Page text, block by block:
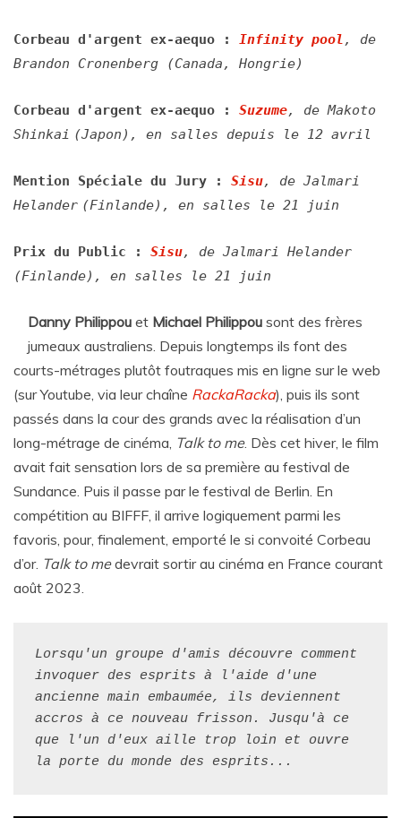
Corbeau d'argent ex-aequo : Infinity pool, de
Brandon Cronenberg (Canada, Hongrie)
Corbeau d'argent ex-aequo : Suzume, de Makoto
Shinkai (Japon), en salles depuis le 12 avril
Mention Spéciale du Jury : Sisu, de Jalmari
Helander (Finlande), en salles le 21 juin
Prix du Public : Sisu, de Jalmari Helander
(Finlande), en salles le 21 juin
Danny Philippou et Michael Philippou sont des frères
jumeaux australiens. Depuis longtemps ils font des
courts-métrages plutôt foutraques mis en ligne sur le web
(sur Youtube, via leur chaîne RackaRacka), puis ils sont
passés dans la cour des grands avec la réalisation d’un
long-métrage de cinéma, Talk to me. Dès cet hiver, le film
avait fait sensation lors de sa première au festival de
Sundance. Puis il passe par le festival de Berlin. En
compétition au BIFFF, il arrive logiquement parmi les
favoris, pour, finalement, emporté le si convoité Corbeau
d’or. Talk to medevrait sortir au cinéma en France courant
août 2023.
Lorsqu'un groupe d'amis découvre comment
invoquer des esprits à l'aide d'une
ancienne main embaumée, ils deviennent
accros à ce nouveau frisson. Jusqu'à ce
que l'un d'eux aille trop loin et ouvre
la porte du monde des esprits...